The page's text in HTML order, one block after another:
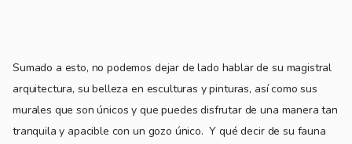
Sumado a esto, no podemos dejar de lado hablar de su magistral
arquitectura, su belleza en esculturas y pinturas, así como sus
murales que son únicos y que puedes disfrutar de una manera tan
tranquila y apacible con un gozo único. Y qué decir de su fauna